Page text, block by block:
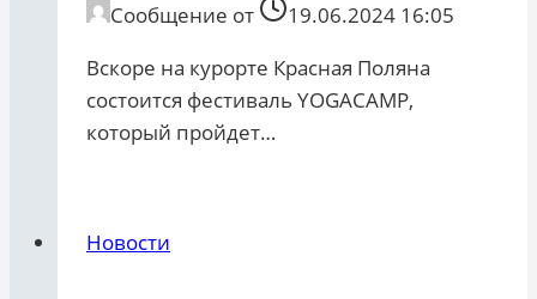
Сообщение от
19.06.2024 16:05
Вскоре на курорте Красная Поляна
состоится фестиваль YOGACAMP,
который пройдет…
Новости